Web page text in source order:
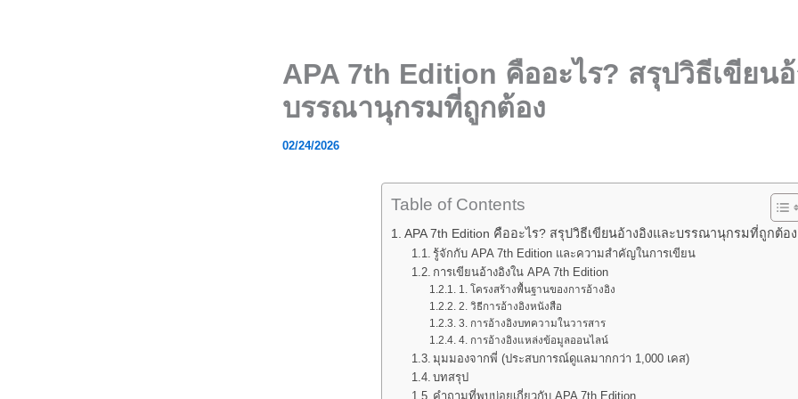
APA 7th Edition คืออะไร? สรุปวิธีเขียน
บรรณานุกรมที่ถูกต้อง
02/24/2026
Table of Contents
APA 7th Edition คืออะไร? สรุปวิธีเขียนอ้างอิงและบรรณานุกรมที่ถูกต้อง
รู้จักกับ APA 7th Edition และความสำคัญในการเขียน
การเขียนอ้างอิงใน APA 7th Edition
1. โครงสร้างพื้นฐานของการอ้างอิง
2. วิธีการอ้างอิงหนังสือ
3. การอ้างอิงบทความในวารสาร
4. การอ้างอิงแหล่งข้อมูลออนไลน์
มุมมองจากพี่ (ประสบการณ์ดูแลมากกว่า 1,000 เคส)
บทสรุป
คำถามที่พบบ่อยเกี่ยวกับ APA 7th Edition